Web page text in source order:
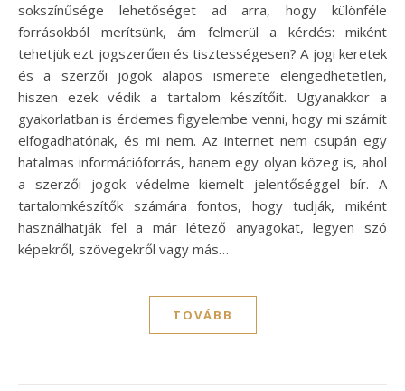
sokszínűsége lehetőséget ad arra, hogy különféle
forrásokból merítsünk, ám felmerül a kérdés: miként
tehetjük ezt jogszerűen és tisztességesen? A jogi keretek
és a szerzői jogok alapos ismerete elengedhetetlen,
hiszen ezek védik a tartalom készítőit. Ugyanakkor a
gyakorlatban is érdemes figyelembe venni, hogy mi számít
elfogadhatónak, és mi nem. Az internet nem csupán egy
hatalmas információforrás, hanem egy olyan közeg is, ahol
a szerzői jogok védelme kiemelt jelentőséggel bír. A
tartalomkészítők számára fontos, hogy tudják, miként
használhatják fel a már létező anyagokat, legyen szó
képekről, szövegekről vagy más…
TOVÁBB